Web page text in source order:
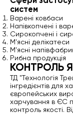
систем
Варені ковбаси
Напівкопчені і
Сирокопчені і
М'ясні делікатеси
М'ясні
Рибна продукція
КОНТРОЛЬ
ТД "Технологія
інгредієнтів для
європейських
харчування в ЄС
контроль якості.